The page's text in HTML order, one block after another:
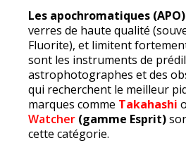
Les apochromatiques (APO)
verres de haute qualité
Fluorite), et limitent
sont les instruments de
astrophotographes et des
qui recherchent le meilleur
marques comme Takahashi
Watcher(gamme Esprit)
cette catégorie.